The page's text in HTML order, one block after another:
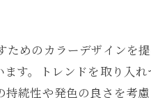
ーを長持ちさせる秘訣
でできるヘアケア
する、旬なヘアカラー
めのカラーデザインを
す。トレンドを取り入
続性や発色の良さを考